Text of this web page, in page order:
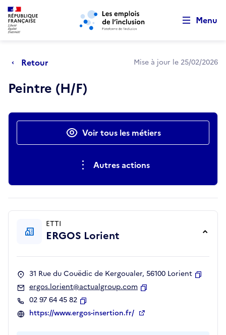
Aller au menu principal Aller au contenu principal
Menu
Retour Mise à jour le 25/02/2026
Peintre (H/F)
Actions rapidesVoir tous les métiers
Autres actions
ETTI
ERGOS Lorient
31 Rue du Couëdic de Kergoualer, 56100 Lorient
ergos.lorient@actualgroup.com
02 97 64 45 82
Copier
https://www.ergos-insertion.fr/
Retour au début de la page
Panneau de gestion des cookies